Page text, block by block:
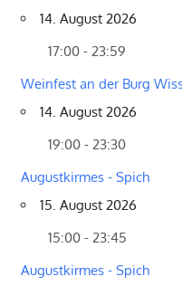
14. August 2026
17:00 - 23:59
Weinfest an der Burg
14. August 2026
19:00 - 23:30
Augustkirmes - Spich
15. August 2026
15:00 - 23:45
Augustkirmes - Spich